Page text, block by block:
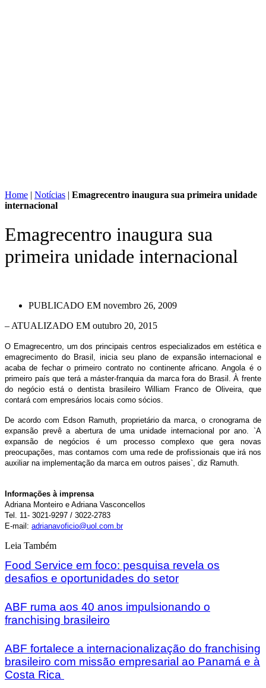
Home | Notícias | Emagrecentro inaugura sua primeira unidade
internacional
Emagrecentro inaugura sua
primeira unidade internacional
PUBLICADO EM novembro 26, 2009
– ATUALIZADO EM outubro 20, 2015
O Emagrecentro, um dos principais centros especializados em estética e
emagrecimento do Brasil, inicia seu plano de expansão internacional e
acaba de fechar o primeiro contrato no continente africano. Angola é o
primeiro país que terá a máster-franquia da marca fora do Brasil. À frente
do negócio está o dentista brasileiro William Franco de Oliveira, que
contará com empresários locais como sócios.
De acordo com Edson Ramuth, proprietário da marca, o cronograma de
expansão prevê a abertura de uma unidade internacional por ano. `A
expansão de negócios é um processo complexo que gera novas
preocupações, mas contamos com uma rede de profissionais que irá nos
auxiliar na implementação da marca em outros paises`, diz Ramuth.
Informações à imprensa
Adriana Monteiro e Adriana Vasconcellos
Tel. 11- 3021-9297 / 3022-2783
E-mail: adrianavoficio@uol.com.br
Leia Também
Food Service em foco: pesquisa revela os
desafios e oportunidades do setor
ABF ruma aos 40 anos impulsionando o
franchising brasileiro
ABF fortalece a internacionalização do franchising
brasileiro com missão empresarial ao Panamá e à
Costa Rica